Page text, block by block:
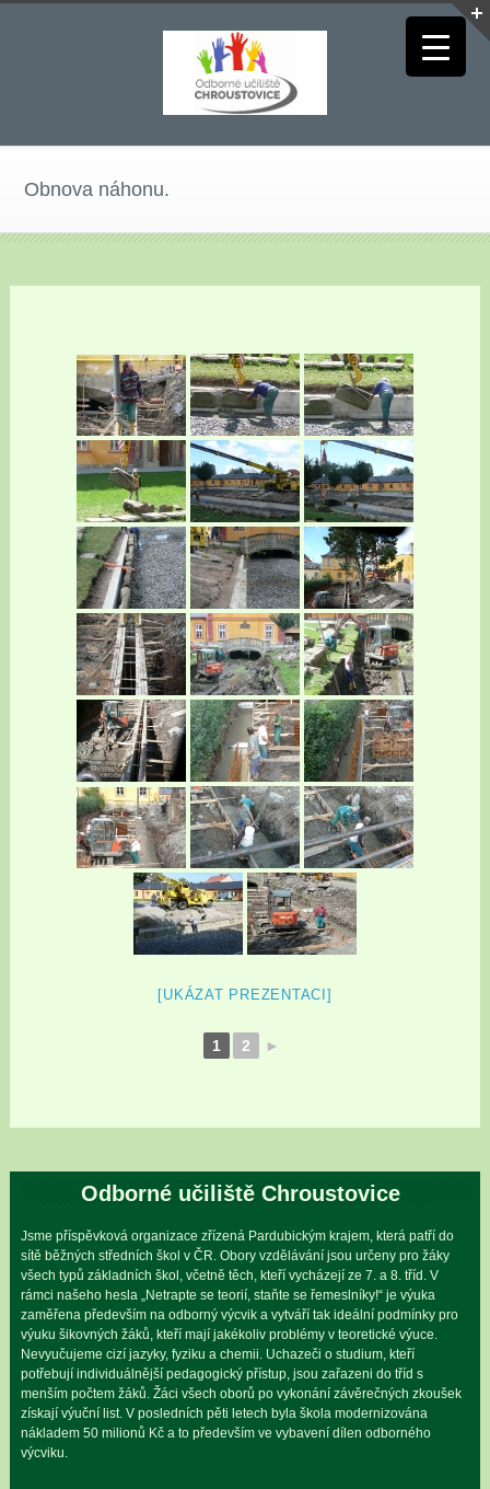
Obnova náhonu.
[UKÁZAT PREZENTACI]
1 2 ►
Odborné učiliště Chroustovice
Jsme příspěvková organizace zřízená Pardubickým krajem, která patří do
sítě běžných středních škol v ČR. Obory vzdělávání jsou určeny pro žáky
všech typů základních škol, včetně těch, kteří vycházejí ze 7. a 8. tříd. V
rámci našeho hesla „Netrapte se teorií, staňte se řemeslníky!“ je výuka
zaměřena především na odborný výcvik a vytváří tak ideální podmínky pro
výuku šikovných žáků, kteří mají jakékoliv problémy v teoretické výuce.
Nevyučujeme cizí jazyky, fyziku a chemii. Uchazeči o studium, kteří
potřebují individuálnější pedagogický přístup, jsou zařazeni do tříd s
menším počtem žáků. Žáci všech oborů po vykonání závěrečných zkoušek
získají výuční list. V posledních pěti letech byla škola modernizována
nákladem 50 milionů Kč a to především ve vybavení dílen odborného
výcviku.